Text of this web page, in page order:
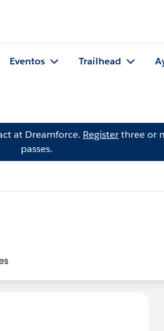
Eventos Trailhead
at Dreamforce. Registerthree or
passes.